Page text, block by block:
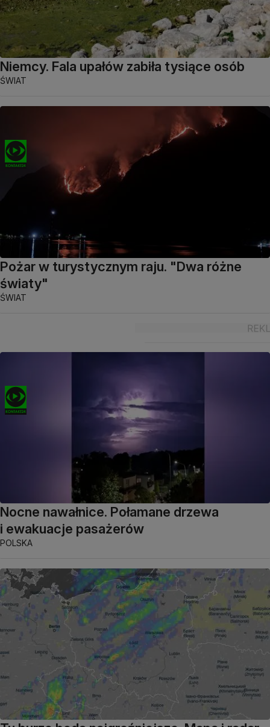
Niemcy. Fala upałów zabiła tysiące osób
ŚWIAT
Pożar w turystycznym raju. "Dwa różne
światy"
ŚWIAT
Nocne nawałnice. Połamane drzewa
i ewakuacje pasażerów
POLSKA